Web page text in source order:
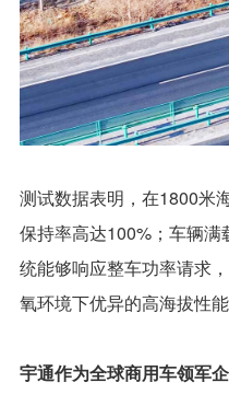
测试数据表明，在1800米
保持率高达100%；车辆
统能够响应整车功率请求
氧环境下优异的高海拔性
宇通作为全球商用车领军